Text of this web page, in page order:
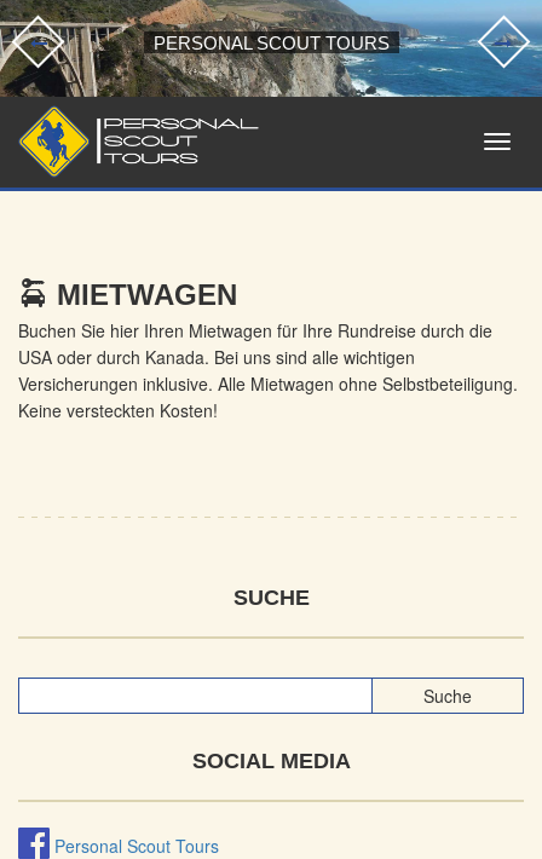
PERSONAL SCOUT TOURS
MIETWAGEN
Buchen Sie hier Ihren Mietwagen für Ihre Rundreise durch die
USA oder durch Kanada. Bei uns sind alle wichtigen
Versicherungen inklusive. Alle Mietwagen ohne Selbstbeteiligung.
Keine versteckten Kosten!
SUCHE
SOCIAL MEDIA
Personal Scout Tours